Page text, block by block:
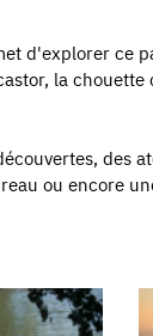
d'explorer ce
la
des
ou encore